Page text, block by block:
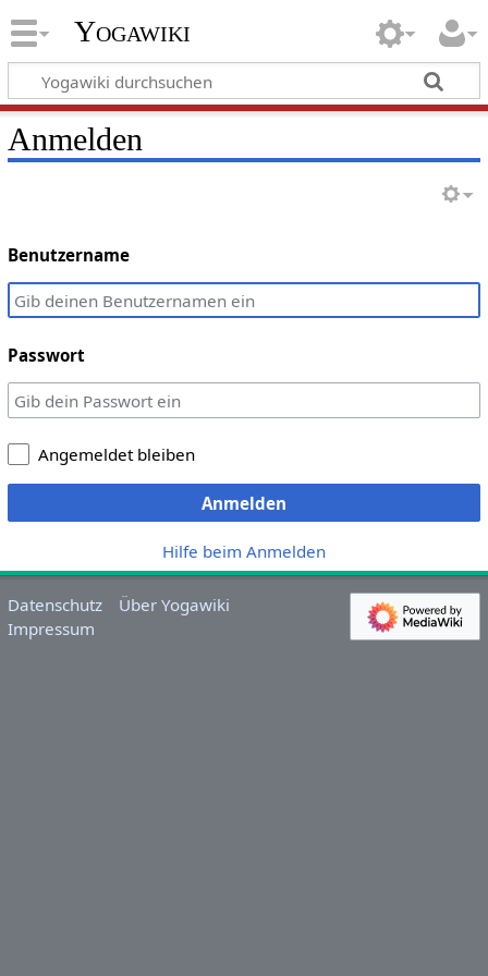
Yogawiki
Anmelden
Benutzername
Passwort
Angemeldet bleiben
Anmelden
Hilfe beim Anmelden
Datenschutz
Über Yogawiki
Impressum